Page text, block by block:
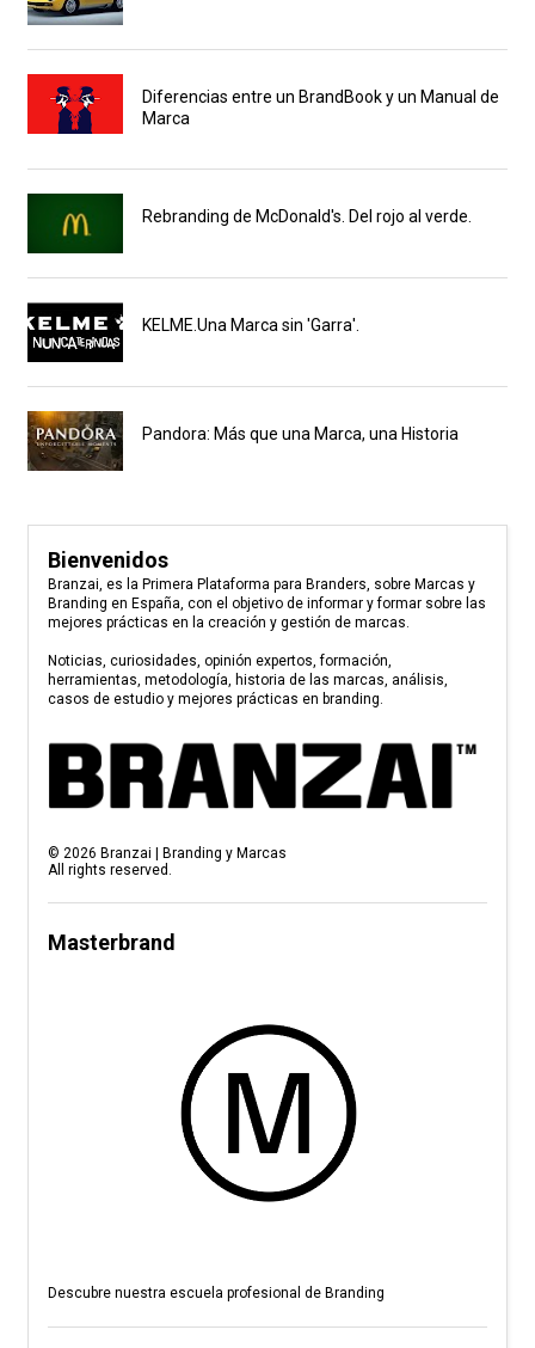
Diferencias entre un BrandBook y un Manual de
Marca
Rebranding de McDonald's. Del rojo al verde.
KELME.Una Marca sin 'Garra'.
Pandora: Más que una Marca, una Historia
Bienvenidos
Branzai, es la Primera Plataforma para Branders, sobre Marcas y
Branding en España, con el objetivo de informar y formar sobre las
mejores prácticas en la creación y gestión de marcas.
Noticias, curiosidades, opinión expertos, formación,
herramientas, metodología, historia de las marcas, análisis,
casos de estudio y mejores prácticas en branding.
© 2026 Branzai | Branding y Marcas
All rights reserved.
Masterbrand
Descubre nuestra escuela profesional de Branding